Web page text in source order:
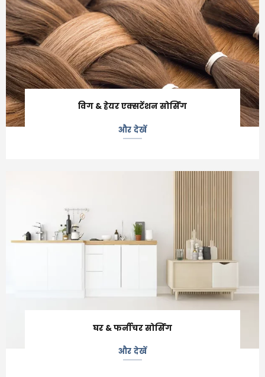
विग & हेयर एक्सटेंशन सोर्सिंग
और देखें
घर & फर्नीचर सोर्सिंग
और देखें